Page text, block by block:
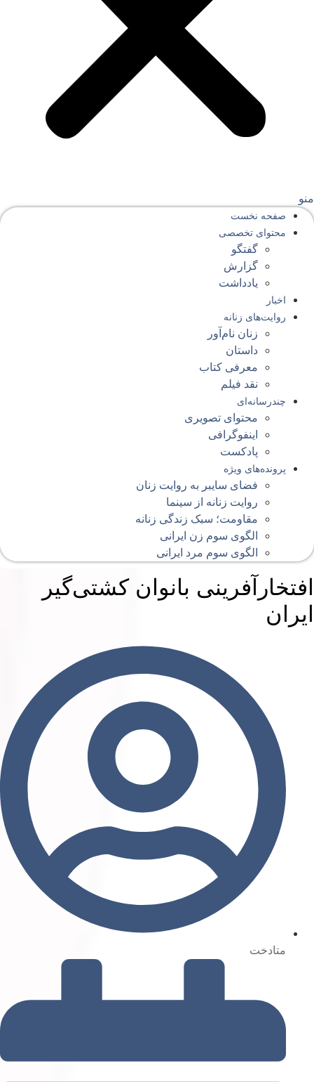
صفحه‌ نخست
محتوای‌ تخصصی
گفتگو
گزارش
یادداشت
اخبار
روایت‌های زنانه
زنان نام‌آور
داستان
معرفی کتاب
نقد فیلم
چندرسانه‌ای
محتوای تصویری
اینفوگرافی
پادکست
پرونده‌های ویژه
فضای سایبر به روایت زنان
روایت زنانه از سینما
مقاومت؛ سبک زندگی زنانه
الگوی سوم زن ایرانی
الگوی سوم مرد ایرانی
بانوان کشتی‌گیر
متادخت